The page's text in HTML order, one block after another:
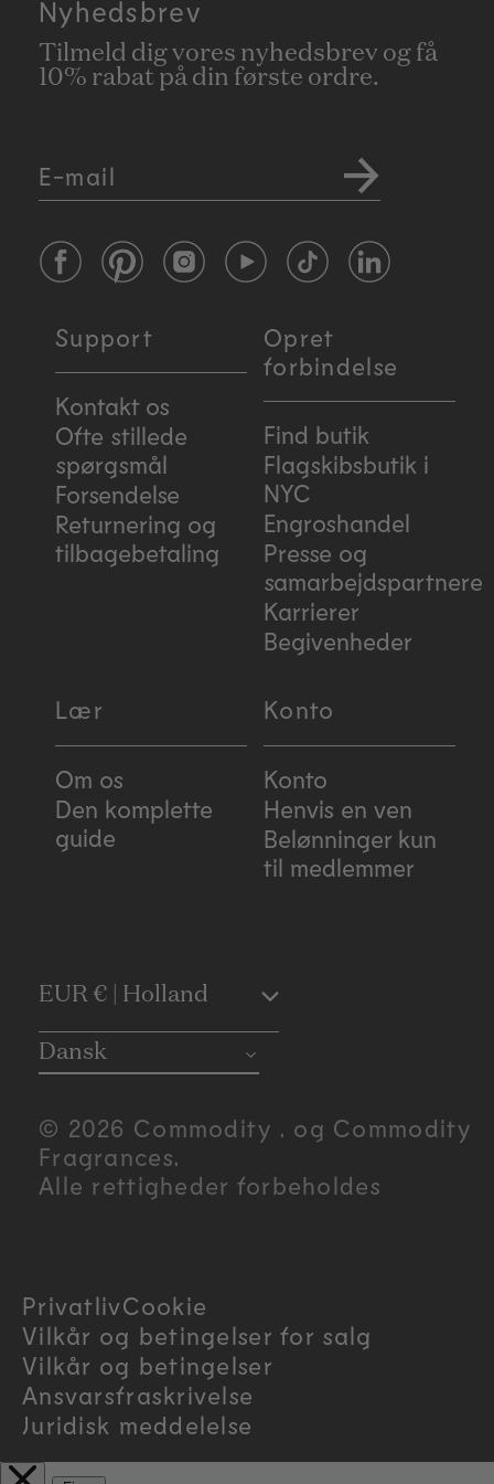
Nyhedsbrev
Tilmeld dig vores nyhedsbrev og få
10% rabat på din første ordre.
E-mail
FacebookPinterestInstagramYouTubeTikTokLinkedIn
Support
Kontakt os
Ofte stillede
spørgsmål
Forsendelse
Returnering og
tilbagebetaling
Opret
forbindelse
Find butik
Flagskibsbutik i
NYC
Engroshandel
Presse og
samarbejdspartnere
Karrierer
Begivenheder
Lær
Om os
Den komplette
guide
Konto
Konto
Henvis en ven
Belønninger kun
til medlemmer
C
o
u
n
y
/
r
EUR € | Holland
Dansk
© 2026 Commodity . og Commodity
Fragrances.
Alle rettigheder forbeholdes
PrivatlivCookie
Vilkår og betingelser for salg
Vilkår og betingelser
Ansvarsfraskrivelse
Juridisk meddelelse